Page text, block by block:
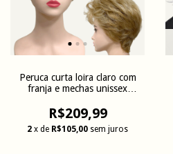
Peruca curta loira claro com
franja e mechas unissex
R$209,99
2 x de R$105,00 sem juros